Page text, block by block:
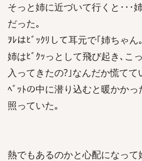
そっと姉に近づいて行くと･･･
だった｡
ｦﾚはﾋﾞｯｸﾘして耳元で｢姉ちゃん
姉はﾋﾞｸｯっとして飛び起き､こ
入ってきたの?｣なんだか慌てて
ﾍﾞｯﾄの中に潜り込むと暖かか
照っていた｡
熱でもあるのかと心配になっ